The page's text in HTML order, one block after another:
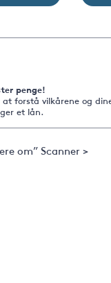
penge!
at forstå vilkårene og
et lån.
om” Scanner >